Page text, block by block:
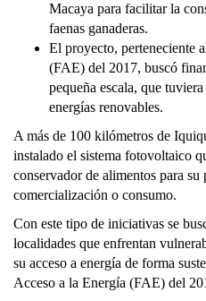
Macaya para facilitar la
faenas ganaderas.
El proyecto, perteneciente
(FAE) del 2017, buscó
pequeña escala, que
energías renovables.
A más de 100 kilómetros de
instalado el sistema fotovoltaico
conservador de alimentos para
comercialización o consumo.
Con este tipo de iniciativas se
localidades que enfrentan
su acceso a energía de forma
Acceso a la Energía (FAE) del